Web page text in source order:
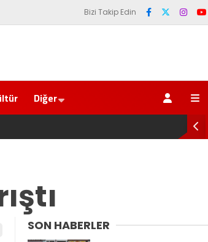
Bizi Takip Edin
Diğer
SON HABERLER